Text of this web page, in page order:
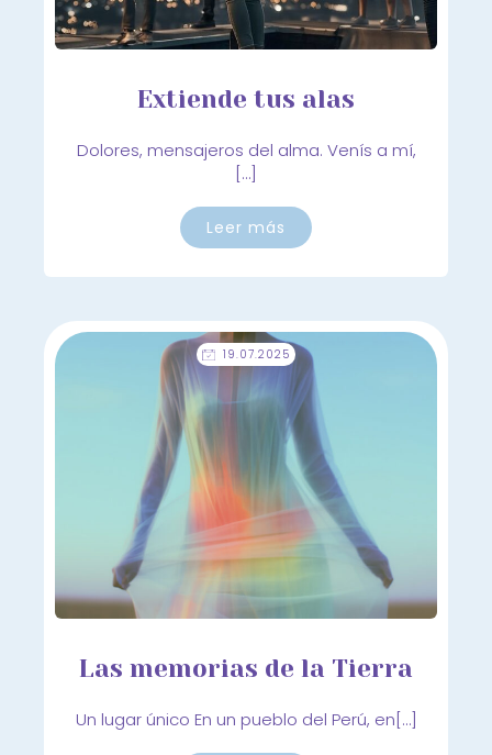
Extiende tus alas
Dolores, mensajeros del alma. Venís a mí,
[…]
Leer más
19.07.2025
Las memorias de la Tierra
Un lugar único En un pueblo del Perú, en[…]